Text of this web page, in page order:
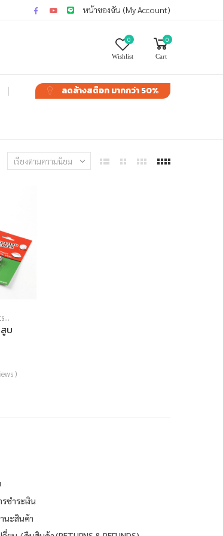
หน้าของฉัน (My Account)
0
Wishlist
0
Cart
ลดล้างสต๊อกมากกว่า 50%
นาม
บ
)
ชำระเงิน
นะสินค้า